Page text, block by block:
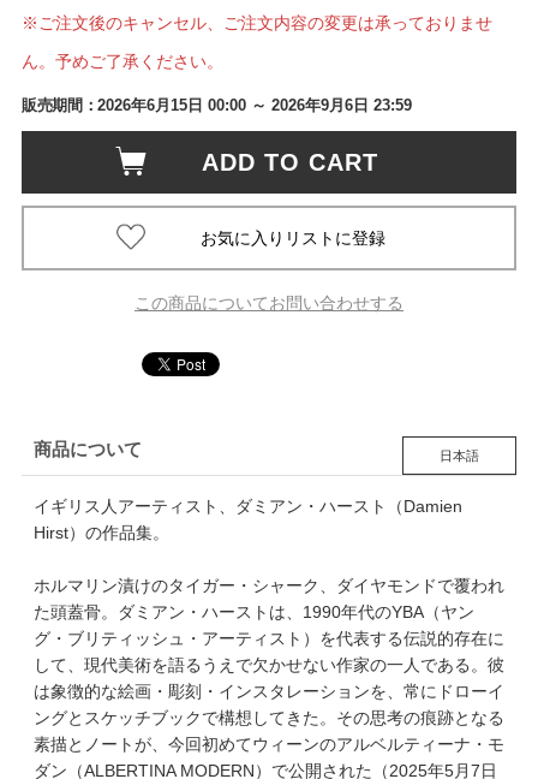
※ご注文後のキャンセル、ご注文内容の変更は承っておりませ
ん。予めご了承ください。
販売期間：2026年6月15日 00:00 ～ 2026年9月6日 23:59
ADD TO CART
この商品についてお問い合わせする
商品について 日本語
イギリス人アーティスト、ダミアン・ハースト（Damien
Hirst）の作品集。
ホルマリン漬けのタイガー・シャーク、ダイヤモンドで覆われ
た頭蓋骨。ダミアン・ハーストは、1990年代のYBA（ヤン
グ・ブリティッシュ・アーティスト）を代表する伝説的存在に
して、現代美術を語るうえで欠かせない作家の一人である。彼
は象徴的な絵画・彫刻・インスタレーションを、常にドローイ
ングとスケッチブックで構想してきた。その思考の痕跡となる
素描とノートが、今回初めてウィーンのアルベルティーナ・モ
ダン（ALBERTINA MODERN）で公開された（2025年5月7日